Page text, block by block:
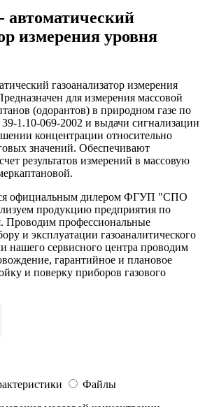
измерения уровня
газоанализатор измерения
для измерения массовой
(одорантов) в природном газе по
1.10-069-2002 и выдачи сигнализации
концентрации относительно
значений. Обеспечивают
результатов измерений в массовую
официальным дилером ФГУП "СПО
продукцию предприятия по
Проводим профессиональные
и эксплуатации газоаналитического
нашего сервисного центра проводим
гарантийное и плановое
и поверку приборов газового
Файлы